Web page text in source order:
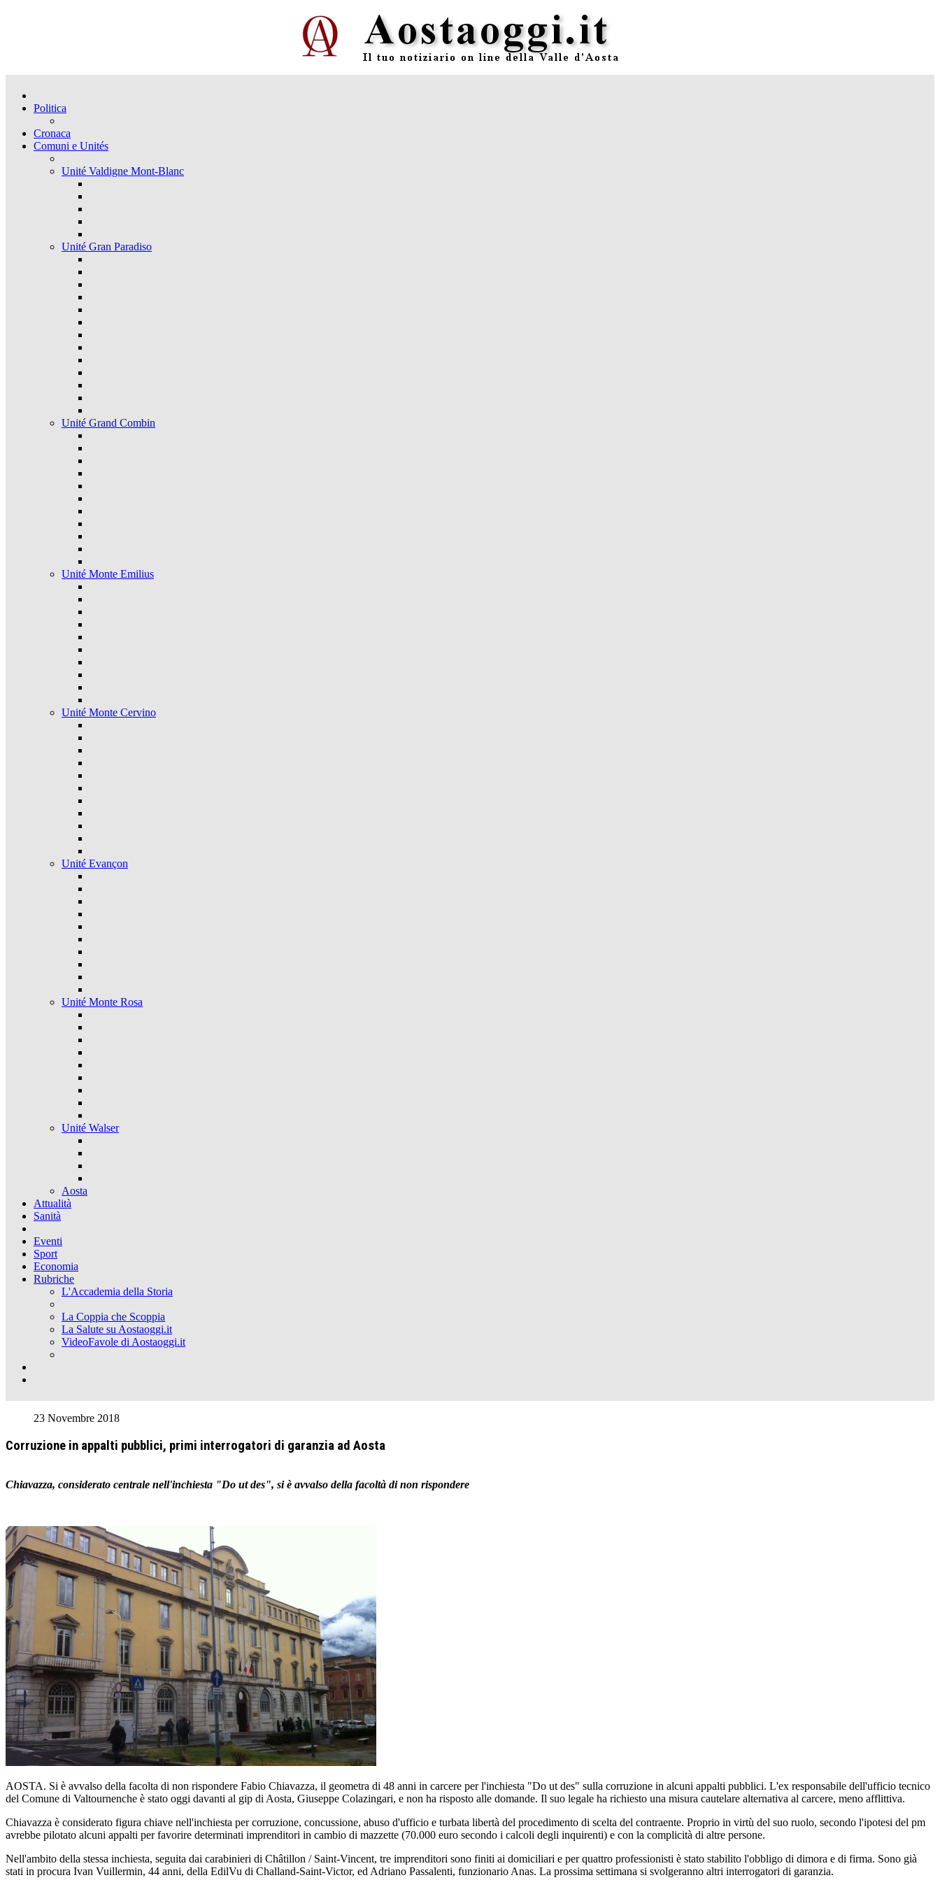
Politica
Cronaca
Comuni e Unités
Unité Valdigne Mont-Blanc
Unité Gran Paradiso
Unité Grand Combin
Unité Monte Emilius
Unité Monte Cervino
Unité Evançon
Unité Monte Rosa
Unité Walser
Aosta
Attualità
Sanità
Eventi
Sport
Economia
Rubriche
L'Accademia della Storia
La Coppia che Scoppia
La Salute su Aostaoggi.it
VideoFavole di Aostaoggi.it
23 Novembre 2018
Corruzione in appalti pubblici, primi interrogatori di garanzia ad Aosta
Chiavazza, considerato centrale nell'inchiesta "Do ut des", si è avvalso della facoltà di non rispondere
AOSTA. Si è avvalso della facolta di non rispondere Fabio Chiavazza, il geometra di 48 anni in carcere per l'inchiesta "Do ut des" sulla corruzione in alcuni appalti pubblici. L'ex responsabile dell'ufficio tecnico
del Comune di Valtournenche è stato oggi davanti al gip di Aosta, Giuseppe Colazingari, e non ha risposto alle domande. Il suo legale ha richiesto una misura cautelare alternativa al carcere, meno afflittiva.
Chiavazza è considerato figura chiave nell'inchiesta per corruzione, concussione, abuso d'ufficio e turbata libertà del procedimento di scelta del contraente. Proprio in virtù del suo ruolo, secondo l'ipotesi del pm
avrebbe pilotato alcuni appalti per favorire determinati imprenditori in cambio di mazzette (70.000 euro secondo i calcoli degli inquirenti) e con la complicità di altre persone.
Nell'ambito della stessa inchiesta, seguita dai carabinieri di Châtillon / Saint-Vincent, tre imprenditori sono finiti ai domiciliari e per quattro professionisti è stato stabilito l'obbligo di dimora e di firma. Sono già
stati in procura Ivan Vuillermin, 44 anni, della EdilVu di Challand-Saint-Victor, ed Adriano Passalenti, funzionario Anas. La prossima settimana si svolgeranno altri interrogatori di garanzia.